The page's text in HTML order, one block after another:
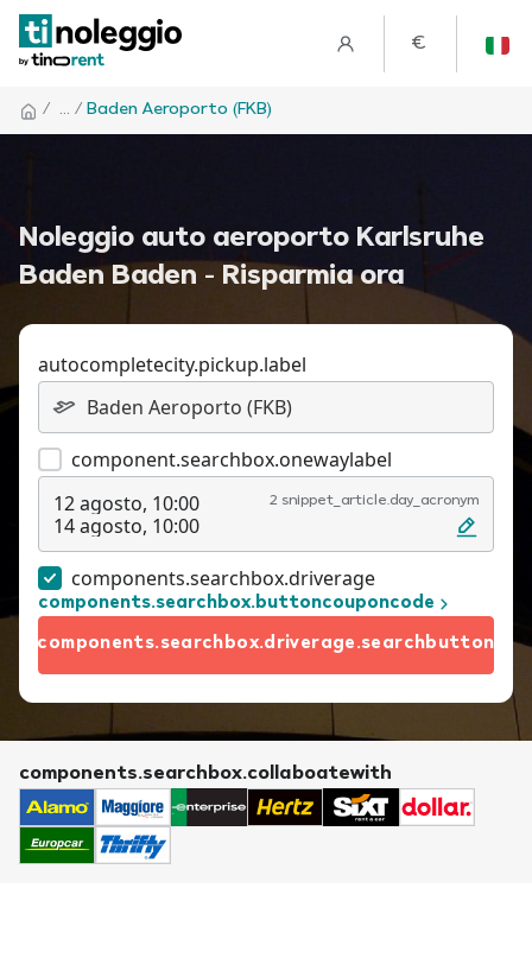
€
/ ... / Baden Aeroporto (FKB)
Noleggio auto aeroporto Karlsruhe
Baden Baden - Risparmia ora
autocompletecity.pickup.label
component.searchbox.onewaylabel
12 agosto, 10:00
14 agosto, 10:00
2 snippet_article.day_acronym
components.searchbox.driverage
components.searchbox.buttoncouponcode
components.searchbox.driverage.searchbutton
components.searchbox.collaboatewith